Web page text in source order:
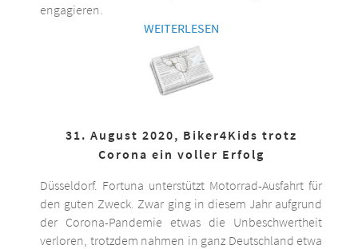
engagieren.
WEITERLESEN
31. August 2020, Biker4Kids trotz
Corona ein voller Erfolg
Düsseldorf. Fortuna unterstützt Motorrad-Ausfahrt für
den guten Zweck. Zwar ging in diesem Jahr aufgrund
der Corona-Pandemie etwas die Unbeschwertheit
verloren, trotzdem nahmen in ganz Deutschland etwa